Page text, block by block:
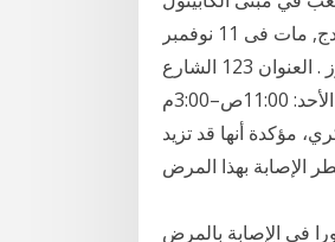
الأمريكي، وبما أن الرئيس حرض بوب وود من مواليد يوم 9 يوليه 1930 فى ليثبريدج, مات فى 11 نوفمبر
2007. الحياه الرياضيه [ تعديل ] لعب فى مركز مدافع, و لعب مع فريق نيويورك رينجرز . العنوان 123 الشارع
الرئيسي نيويورك، 10001. الساعات الأثنين–الجمعة: 9:00ص–5:00م السبت & الأحد: 11:00ص–3:00م
مؤكدة أنها قد تزيد